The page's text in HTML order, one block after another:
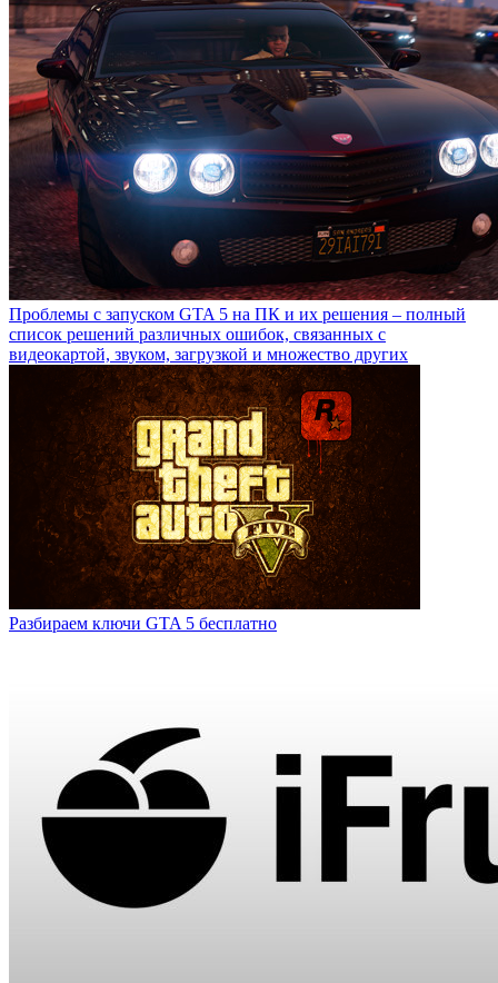
Проблемы с запуском GTA 5 на ПК и их решения – полный
список решений различных ошибок, связанных с
видеокартой, звуком, загрузкой и множество других
Разбираем ключи GTA 5 бесплатно